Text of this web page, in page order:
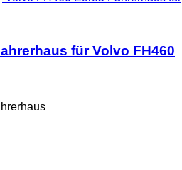
für Volvo FH460